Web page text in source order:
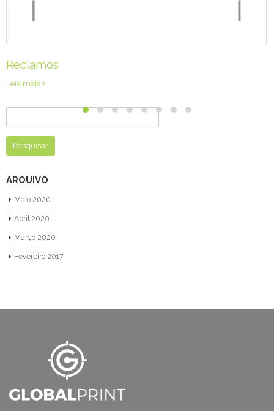
por:
ARQUIVO
Maio 2020
Abril 2020
Março 2020
Fevereiro 2017